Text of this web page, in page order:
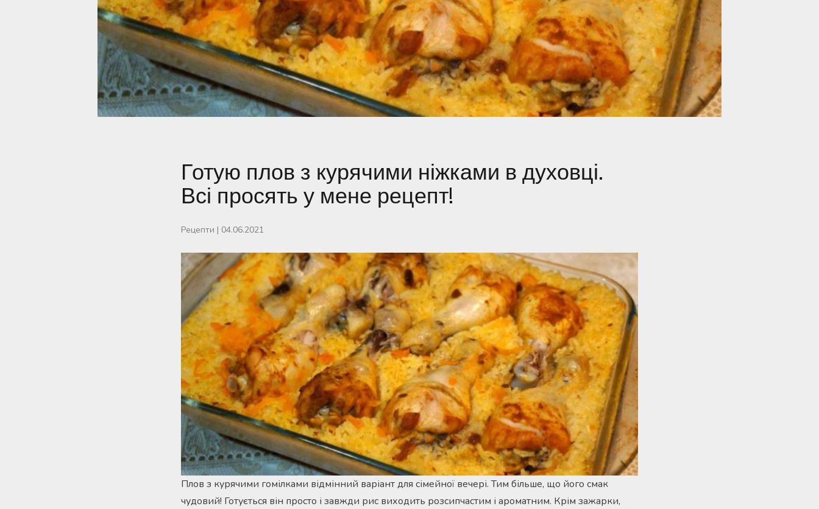
Готую плов з курячими ніжками в духовці.
Всі просять у мене рецепт!
Рецепти | 04.06.2021
Плов з курячими гомілками відмінний варіант для сімейної вечері. Тим більше, що його смак
чудовий! Готується він просто і завжди рис виходить розсипчастим і ароматним. Крім зажарки,